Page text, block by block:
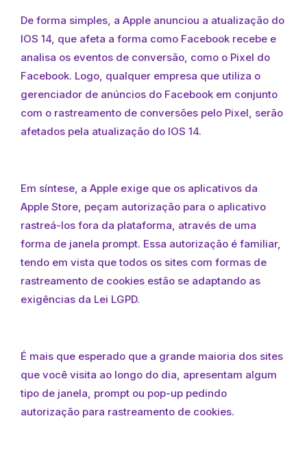
De forma simples, a Apple anunciou a atualização do
IOS 14, que afeta a forma como Facebook recebe e
analisa os eventos de conversão, como o Pixel do
Facebook. Logo, qualquer empresa que utiliza o
gerenciador de anúncios do Facebook em conjunto
com o rastreamento de conversões pelo Pixel, serão
afetados pela atualização do IOS 14.
Em síntese, a Apple exige que os aplicativos da
Apple Store, peçam autorização para o aplicativo
rastreá-los fora da plataforma, através de uma
forma de janela prompt. Essa autorização é familiar,
tendo em vista que todos os sites com formas de
rastreamento de cookies estão se adaptando as
exigências da Lei LGPD.
É mais que esperado que a grande maioria dos sites
que você visita ao longo do dia, apresentam algum
tipo de janela, prompt ou pop-up pedindo
autorização para rastreamento de cookies.